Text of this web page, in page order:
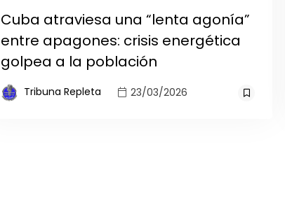
Cuba atraviesa una “lenta agonía”
entre apagones: crisis energética
golpea a la población
Tribuna Repleta 23/03/2026